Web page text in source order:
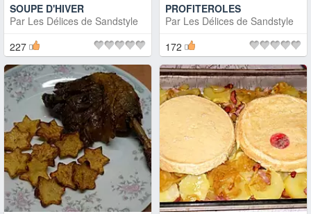
SOUPE D'HIVER
Par Les Délices de Sandstyle
227
PROFITEROLES
Par Les Délices de Sandstyle
172